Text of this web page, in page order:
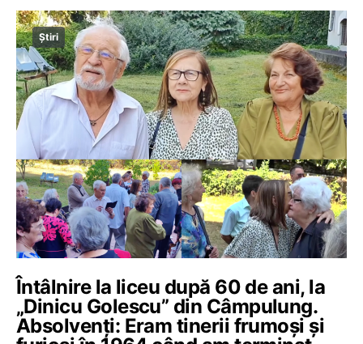
Știri
Întâlnire la liceu după 60 de ani, la
„Dinicu Golescu” din Câmpulung.
Absolvenți: Eram tinerii frumoși și